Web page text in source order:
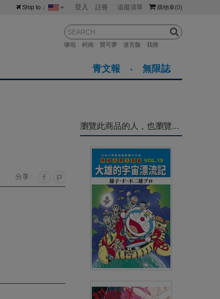
購物車(0)
登入 註冊 追蹤清單
哆啦 柯南 寶可夢 迷宮飯 我推
Ship to：
紐西蘭 馬來西亞
菲律賓
青文報 無限誌
分享 :
瀏覽此商品的人，也瀏覽...
宇宙漂流記